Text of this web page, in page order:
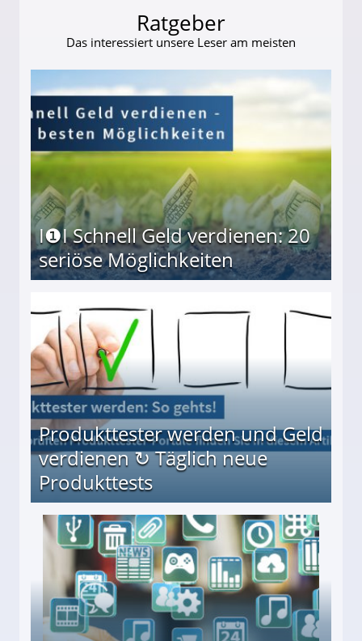
Ratgeber
Das interessiert unsere Leser am meisten
I❶I Schnell Geld verdienen: 20
seriöse Möglichkeiten
Produkttester werden und Geld
verdienen ↻ Täglich neue
Produkttests
↻ Täglich neue Produkttests